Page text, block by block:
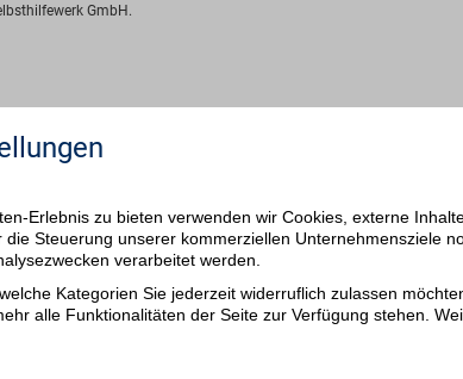
GmbH.
Erlebnis zu bieten verwenden wir Cookies, externe
Steuerung unserer kommerziellen Unternehmensziele
verarbeitet werden.
Kategorien Sie jederzeit widerruflich zulassen
alle Funktionalitäten der Seite zur Verfügung stehen.